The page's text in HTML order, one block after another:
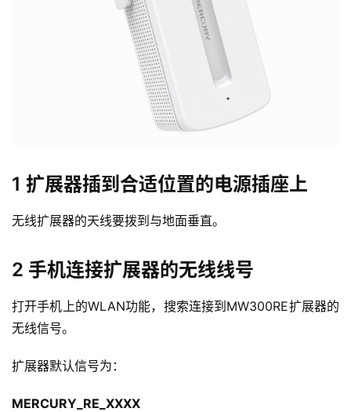
1 扩展器插到合适位置的电源插座上
无线扩展器的天线要拨到与地面垂直。
2 手机连接扩展器的无线线号
打开手机上的WLAN功能，搜索连接到MW300RE扩展器的
无线信号。
扩展器默认信号为：
MERCURY_RE_XXXX